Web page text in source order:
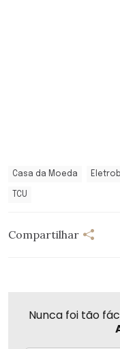
Casa da Moeda
TCU
Compartilhar
Nunca foi tão